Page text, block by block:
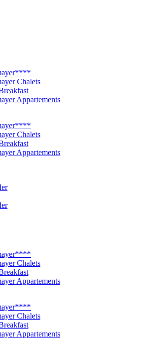
Chalets
Appartements
Chalets
Appartements
Chalets
Appartements
Chalets
Appartements